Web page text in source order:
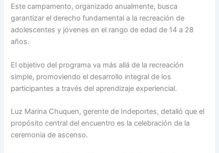
Este campamento, organizado anualmente, busca
garantizar el derecho fundamental a la recreación de
adolescentes y jóvenes en el rango de edad de 14 a 28
años.
El objetivo del programa va más allá de la recreación
simple, promoviendo el desarrollo integral de los
participantes a través del aprendizaje experiencial.
Luz Marina Chuquen, gerente de Indeportes, detalló que el
propósito central del encuentro es la celebración de la
ceremonia de ascenso.